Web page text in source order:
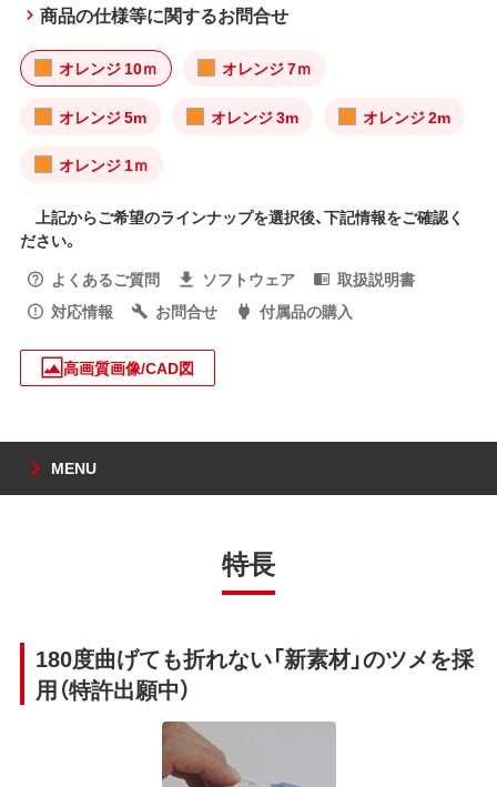
商品の仕様等に関するお問合せ
オレンジ 10ｍ オレンジ 7ｍ
オレンジ 5m オレンジ 3m オレンジ 2m
オレンジ 1ｍ
上記からご希望のラインナップを選択後、下記情報をご確認く
ださい。
よくあるご質問
ソフトウェア
取扱説明書
対応情報
お問合せ 付属品の購入
高画質画像/CAD図
MENU
特長
180度曲げても折れない「新素材」のツメを採
用（特許出願中）